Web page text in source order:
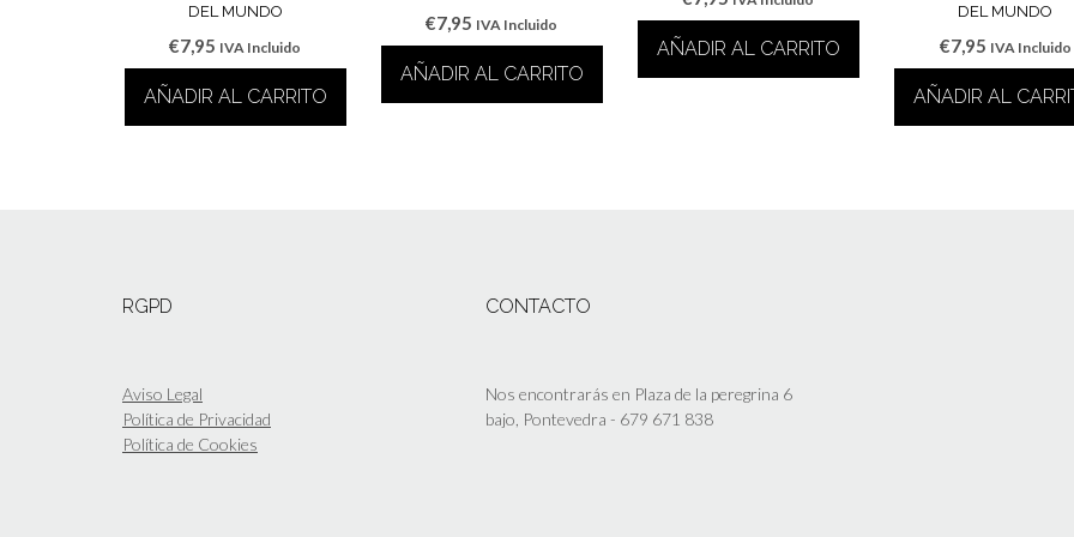
DEL MUNDO
€7,95 IVA Incluido
AÑADIR AL CARRITO
€7,95 IVA Incluido
AÑADIR AL CARRITO
AÑADIR AL CARRITO
DEL MUNDO
€7,95 IVA Incluido
AÑADIR AL
RGPD
Aviso Legal
Política de Privacidad
Política de Cookies
CONTACTO
Nos encontrarás en Plaza de la peregrina 6
bajo, Pontevedra - 679 671 838